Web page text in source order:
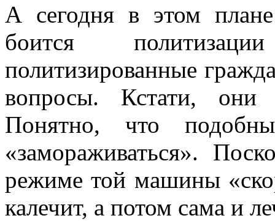
А сегодня в этом
боится
политизированные
вопросы. Кстати, они
Понятно, что
«замораживаться».
режиме той машины
калечит, а потом сама и